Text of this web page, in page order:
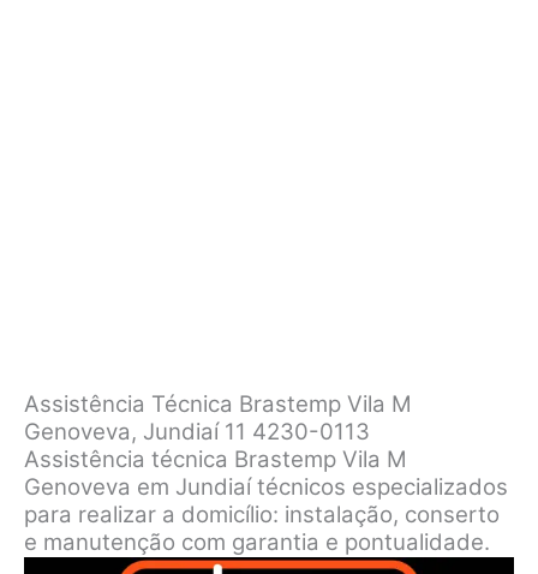
Assistência Técnica Brastemp Vila M
Genoveva, Jundiaí 11 4230-0113
Assistência técnica Brastemp Vila M
Genoveva em Jundiaí técnicos especializados
para realizar a domicílio: instalação, conserto
e manutenção com garantia e pontualidade.